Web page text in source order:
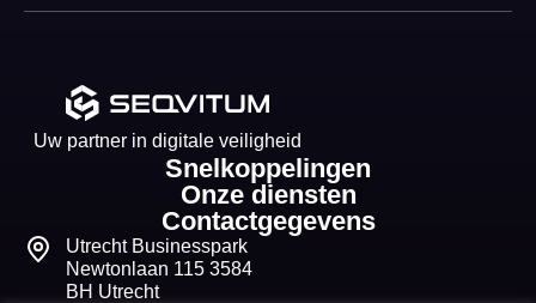
Uw partner in digitale veiligheid
Snelkoppelingen
Onze diensten
Contactgegevens
Utrecht Businesspark
Newtonlaan 115 3584
BH Utrecht